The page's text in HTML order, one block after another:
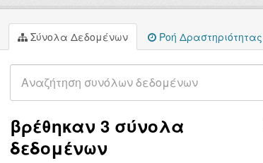
Σύνολα Δεδομένων Ροή Δραστηριότητας
βρέθηκαν 3 σύνολα
δεδομένων